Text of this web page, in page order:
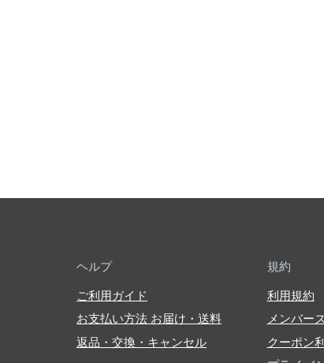
ヘルプ
ご利用ガイド
お支払い方法 お届け・送料
返品・交換・キャンセル
規約
利用規約
メンバー
クーポン